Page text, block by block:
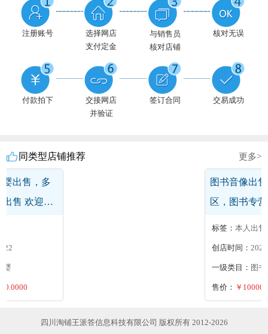
注册账号
选择网店
支付定金
与销售员
核对店铺
核对无误
付款拍下
交接网店
并验证
签订合同 交易成功
同类型店铺推荐 更多>
婴出售，多
出售 欢迎咨
婴
图书音像出
区，图书专
标签：本人出售
创店时间：2023
一级类目： 图
售价： ￥
四川淘铺王派答信息科技有限公司 版权所有 2012-2026